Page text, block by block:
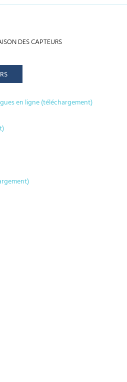
DES CAPTEURS
en ligne (téléchargement)